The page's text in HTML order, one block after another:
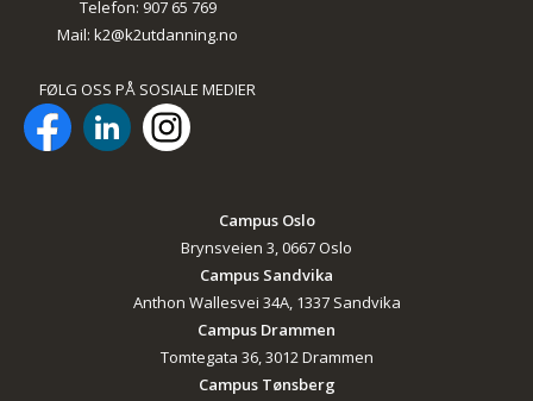
Telefon: 907 65 769
Mail: k2@k2utdanning.no
FØLG OSS PÅ SOSIALE MEDIER
Campus Oslo
Brynsveien 3, 0667 Oslo
Campus Sandvika
Anthon Wallesvei 34A, 1337 Sandvika
Campus Drammen
Tomtegata 36, 3012 Drammen
Campus Tønsberg